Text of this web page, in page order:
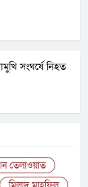
সংঘর্ষে নিহত
তেলাওয়াত